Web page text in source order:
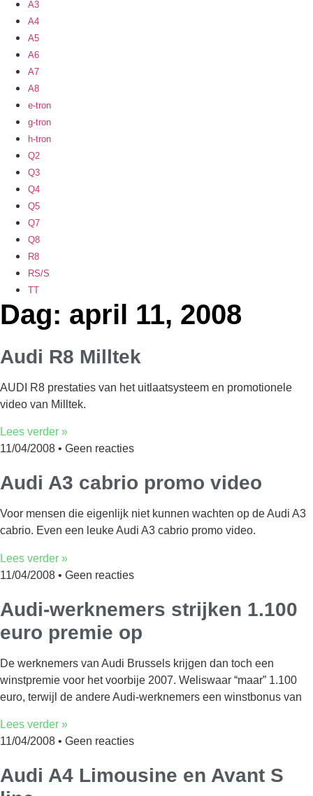
A3
A4
A5
A6
A7
A8
e-tron
g-tron
h-tron
Q2
Q3
Q4
Q5
Q7
Q8
R8
RS/S
TT
Dag: april 11, 2008
Audi R8 Milltek
AUDI R8 prestaties van het uitlaatsysteem en promotionele
video van Milltek.
Lees verder »
11/04/2008
Geen reacties
Audi A3 cabrio promo video
Voor mensen die eigenlijk niet kunnen wachten op de Audi A3
cabrio. Even een leuke Audi A3 cabrio promo video.
Lees verder »
11/04/2008
Geen reacties
Audi-werknemers strijken 1.100
euro premie op
De werknemers van Audi Brussels krijgen dan toch een
winstpremie voor het voorbije 2007. Weliswaar “maar” 1.100
euro, terwijl de andere Audi-werknemers een winstbonus van
Lees verder »
11/04/2008
Geen reacties
Audi A4 Limousine en Avant S